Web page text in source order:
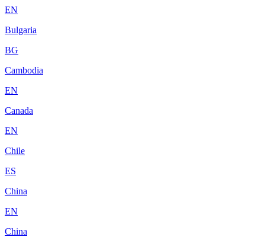
EN
Bulgaria
BG
Cambodia
EN
Canada
EN
Chile
ES
China
EN
China